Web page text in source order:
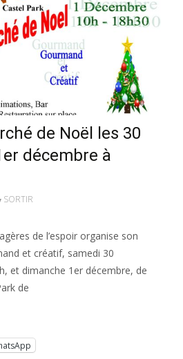
de Noël les 30
décembre à
SORTIR
de l’espoir organise son
et créatif, samedi 30
et dimanche 1er décembre, de
de